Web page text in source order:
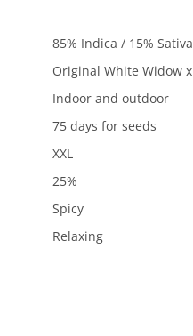
85% Indica / 15%
Original White Widow
Indoor and outdoor
75 days for seeds
XXL
25%
Spicy
Relaxing